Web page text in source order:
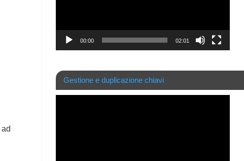
ad
00:00 02:01
Gestione e duplicazione chiavi